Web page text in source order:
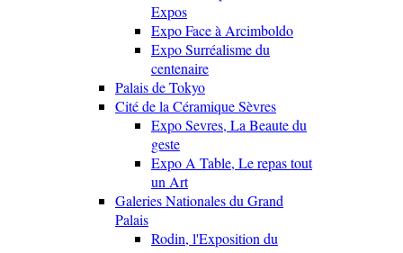
Expos
Expo Face à Arcimboldo
Expo Surréalisme du
centenaire
Palais de Tokyo
Cité de la Céramique Sèvres
Expo Sevres, La Beaute du
geste
Expo A Table, Le repas tout
un Art
Galeries Nationales du Grand
Palais
Rodin, l'Exposition du